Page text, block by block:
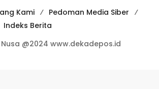
Kami
Pedoman Media Siber
Indeks Berita
Nusa @2024 www.dekadepos.id